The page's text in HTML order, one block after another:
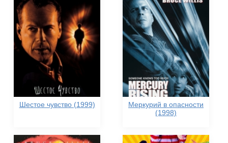
Шестое чувство (1999)
Меркурий в опасности
(1998)